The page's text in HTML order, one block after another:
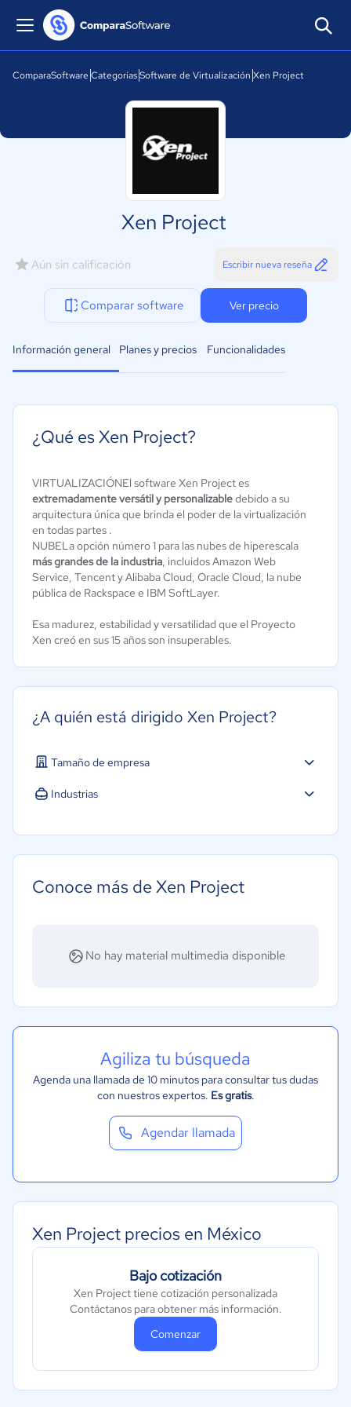
ComparaSoftware CategoríasSoftware de Virtualización Xen Project
Xen Project
Aún sin calificación Escribir nueva reseña
Comparar software Ver precio
Información general Planes y precios Funcionalidades
¿Qué es Xen Project?
VIRTUALIZACIÓNEl software Xen Project es
extremadamente versátil y personalizabledebido a su
arquitectura única que brinda el poder de la virtualización
en todas partes .
NUBELa opción número 1 para las nubes de hiperescala
más grandes de la industria, incluidos Amazon Web
Service, Tencent y Alibaba Cloud, Oracle Cloud, la nube
pública de Rackspace e IBM SoftLayer.
Esa madurez, estabilidad y versatilidad que el Proyecto
Xen creó en sus 15 años son insuperables.
¿A quién está dirigido Xen Project?
Tamaño de empresa
Industrias
Conoce más de Xen Project
No hay material multimedia disponible
Agiliza tu búsqueda
Agenda una llamada de 10 minutos para consultar tus dudas
con nuestros expertos. Es gratis.
Agendar llamada
Xen Project precios en México
Bajo cotización
Xen Project tiene cotización personalizada
Contáctanos para obtener más información.
Comenzar